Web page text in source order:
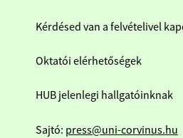
Kérdésed van a felvételivel
Oktatói elérhetőségek
HUB jelenlegi hallgatóinknak
Sajtó: press@uni-corvinus.hu